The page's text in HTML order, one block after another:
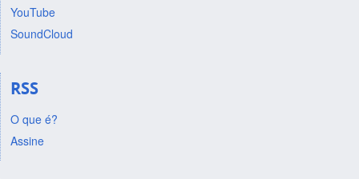
YouTube
SoundCloud
RSS
O que é?
Assine